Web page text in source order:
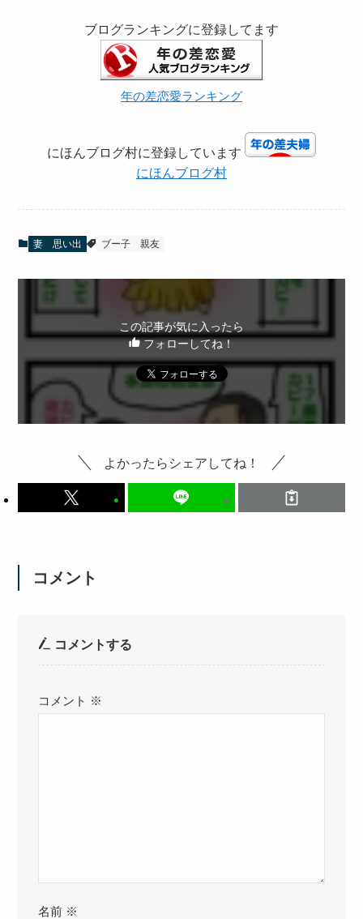
ブログランキングに登録してます
年の差恋愛ランキング
にほんブログ村に登録しています
にほんブログ村
妻 思い出 ブー子 親友
この記事が気に入ったら
フォローしてね！
よかったらシェアしてね！
コメント
コメントする
コメント ※
名前 ※